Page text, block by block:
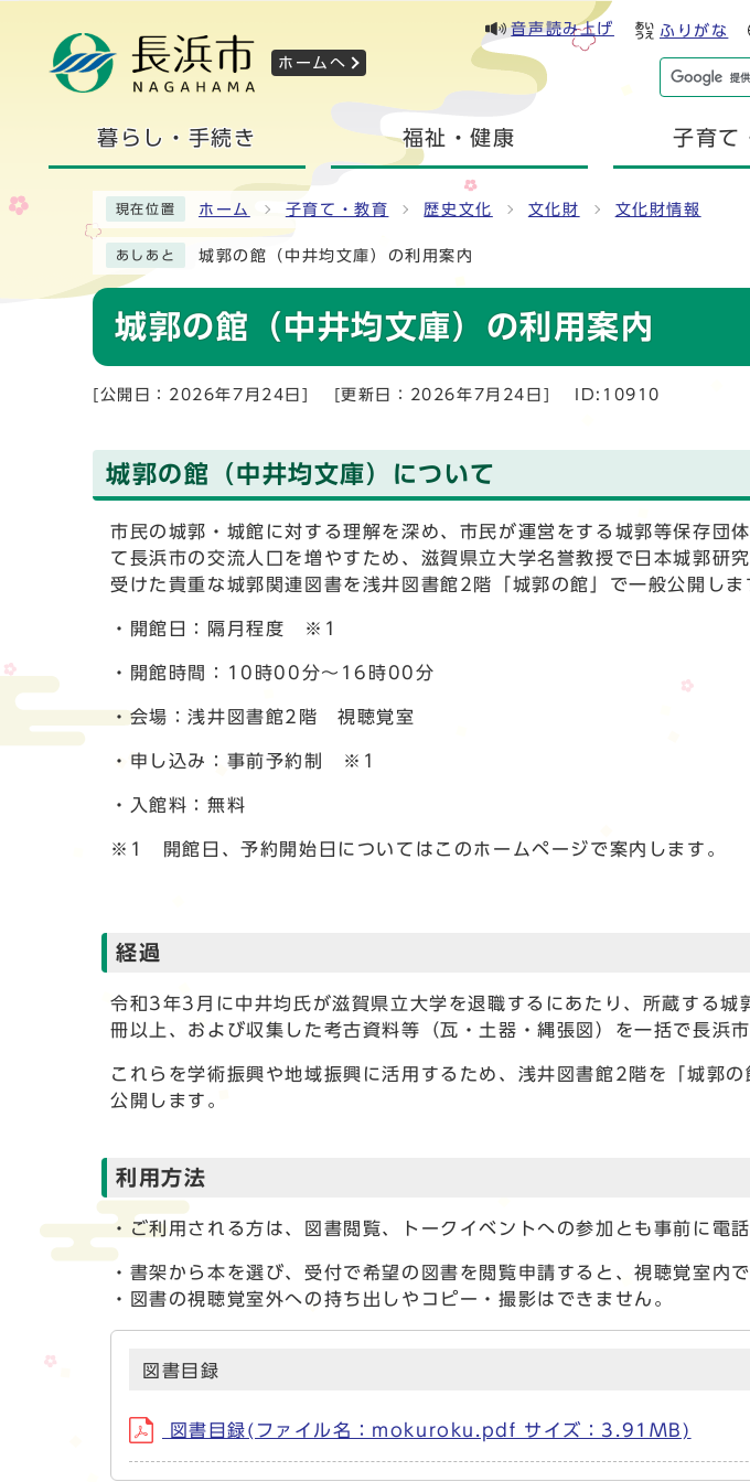
ホームへ
音声読み上げ ふりがな
暮らし・手続き 福祉・健康 子育て
現在位置 ホーム 子育て・教育 歴史文化 文化財 文化財情報
あしあと 城郭の館（中井均文庫）の利用案内
城郭の館（中井均文庫）の利用案内
[公開日：2026年7月24日] [更新日：2026年7月24日] ID:10910
城郭の館（中井均文庫）について
市民の城郭・城館に対する理解を深め、市民が運営をする城郭等保存団
て長浜市の交流人口を増やすため、滋賀県立大学名誉教授で日本城郭研
受けた貴重な城郭関連図書を浅井図書館2階「城郭の館」で一般公開しま
・開館日：隔月程度 ※1
・開館時間：10時00分～16時00分
・会場：浅井図書館2階 視聴覚室
・申し込み：事前予約制 ※1
・入館料：無料
※1 開館日、予約開始日についてはこのホームページで案内します。
経過
令和3年3月に中井均氏が滋賀県立大学を退職するにあたり、所蔵する
冊以上、および収集した考古資料等（瓦・土器・縄張図）を一括で長浜
これらを学術振興や地域振興に活用するため、浅井図書館2階を「城郭
公開します。
利用方法
・ご利用される方は、図書閲覧、トークイベントへの参加とも事前に電
・書架から本を選び、受付で希望の図書を閲覧申請すると、視聴覚室内
・図書の視聴覚室外への持ち出しやコピー・撮影はできません。
図書目録
図書目録(ファイル名：mokuroku.pdf サイズ：3.91MB)